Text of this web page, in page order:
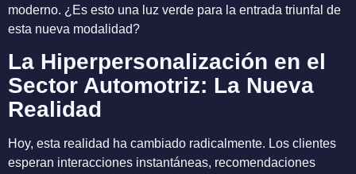
moderno. ¿Es esto una luz verde para la entrada triunfal de
esta nueva modalidad?
La Hiperpersonalización en el
Sector Automotriz: La Nueva
Realidad
Hoy, esta realidad ha cambiado radicalmente. Los clientes
esperan interacciones instantáneas, recomendaciones